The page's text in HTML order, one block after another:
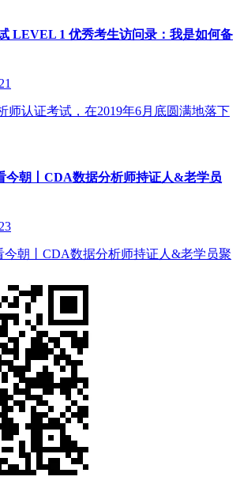
LEVEL 1 优秀考生访问录：我是如何备
师认证考试，在2019年6月底圆满地落下
今朝丨CDA数据分析师持证人&老学员
今朝丨CDA数据分析师持证人&老学员聚